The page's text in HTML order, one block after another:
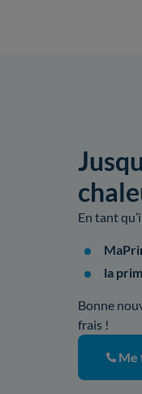
En tant
la
Bonne
frais !
Me